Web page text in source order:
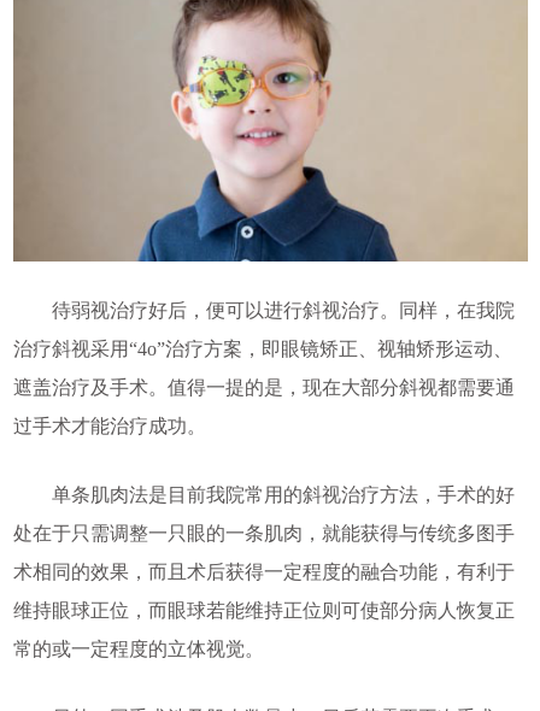
待弱视治疗好后，便可以进行斜视治疗。同样，在我院
治疗斜视采用“4o”治疗方案，即眼镜矫正、视轴矫形运动、
遮盖治疗及手术。值得一提的是，现在大部分斜视都需要通
过手术才能治疗成功。
单条肌肉法是目前我院常用的斜视治疗方法，手术的好
处在于只需调整一只眼的一条肌肉，就能获得与传统多图手
术相同的效果，而且术后获得一定程度的融合功能，有利于
维持眼球正位，而眼球若能维持正位则可使部分病人恢复正
常的或一定程度的立体视觉。